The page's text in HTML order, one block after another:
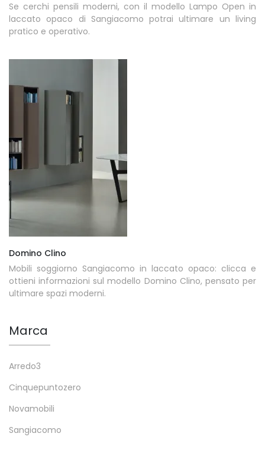
Se cerchi pensili moderni, con il modello Lampo Open in
laccato opaco di Sangiacomo potrai ultimare un living
pratico e operativo.
Domino Clino
Mobili soggiorno Sangiacomo in laccato opaco: clicca e
ottieni informazioni sul modello Domino Clino, pensato per
ultimare spazi moderni.
Marca
Arredo3
Cinquepuntozero
Novamobili
Sangiacomo